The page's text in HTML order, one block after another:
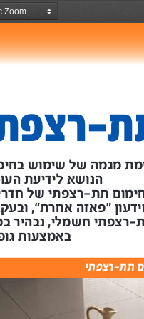
הנושא לידיעת העוסקים בחשמל והלקוחות.
באמצעות גופי חימום חשמליים.
תת-רצפתי